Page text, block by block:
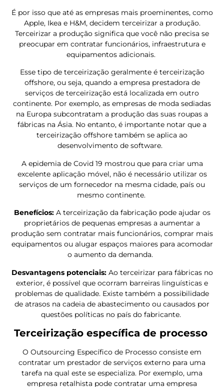
É por isso que até as empresas mais proeminentes, como
Apple, Ikea e H&M, decidem terceirizar a produção.
Terceirizar a produção significa que você não precisa se
preocupar em contratar funcionários, infraestrutura e
equipamentos adicionais.
Esse tipo de terceirização geralmente é terceirização
offshore, ou seja, quando a empresa prestadora de
serviços de terceirização está localizada em outro
continente. Por exemplo, as empresas de moda sediadas
na Europa subcontratam a produção das suas roupas a
fábricas na Ásia. No entanto, é importante notar que a
terceirização offshore também se aplica ao
desenvolvimento de software.
A epidemia de Covid 19 mostrou que para criar uma
excelente aplicação móvel, não é necessário utilizar os
serviços de um fornecedor na mesma cidade, país ou
mesmo continente.
Benefícios:A terceirização da fabricação pode ajudar os
proprietários de pequenas empresas a aumentar a
produção sem contratar mais funcionários, comprar mais
equipamentos ou alugar espaços maiores para acomodar
o aumento da demanda.
Desvantagens potenciais: Ao terceirizar para fábricas no
exterior, é possível que ocorram barreiras linguísticas e
problemas de qualidade. Existe também a possibilidade
de atrasos na cadeia de abastecimento ou causados por
questões políticas no país do fabricante.
Terceirização específica de processo
O Outsourcing Específico de Processo consiste em
contratar um prestador de serviços externo para uma
tarefa na qual este se especializa. Por exemplo, uma
empresa retalhista pode contratar uma empresa